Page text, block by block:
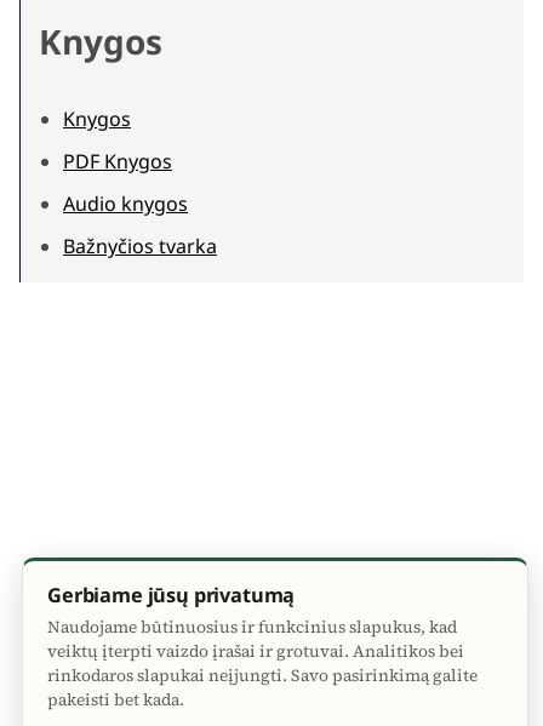
Knygos
Knygos
PDF Knygos
Audio knygos
Bažnyčios tvarka
Gerbiame jūsų privatumą
Naudojame būtinuosius ir funkcinius slapukus, kad
veiktų įterpti vaizdo įrašai ir grotuvai. Analitikos bei
rinkodaros slapukai neįjungti. Savo pasirinkimą galite
pakeisti bet kada.